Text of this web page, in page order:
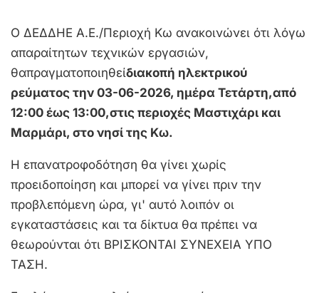
Ο ΔΕΔΔΗΕ Α.Ε./Περιοχή Κω ανακοινώνει ότι λόγω
απαραίτητων τεχνικών εργασιών,
θαπραγματοποιηθείδιακοπή ηλεκτρικού
ρεύματος την 03-06-2026, ημέρα Τετάρτη,από
12:00 έως 13:00,στις περιοχές Μαστιχάρι και
Μαρμάρι, στο νησί της Κω.
Η επανατροφοδότηση θα γίνει χωρίς
προειδοποίηση και μπορεί να γίνει πριν την
προβλεπόμενη ώρα, γι' αυτό λοιπόν οι
εγκαταστάσεις και τα δίκτυα θα πρέπει να
θεωρούνται ότι ΒΡΙΣΚΟΝΤΑΙ ΣΥΝΕΧΕΙΑ ΥΠΟ
ΤΑΣΗ.